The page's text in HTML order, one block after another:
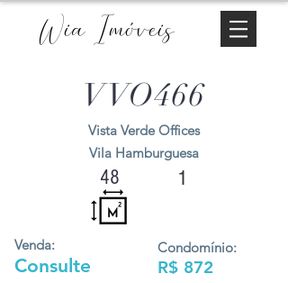
Wia Imóveis
VVO466
Vista Verde Offices
Vila Hamburguesa
48
Venda:
Consulte
1
Condomínio:
R$ 872